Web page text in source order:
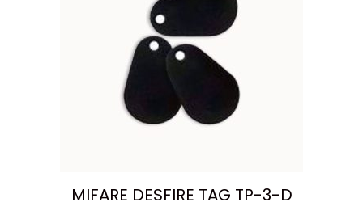
MIFARE DESFIRE TAG TP-3-D